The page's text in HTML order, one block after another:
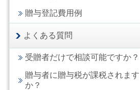
贈与登記費用例
よくある質問
受贈者だけで相談可能ですか？
贈与者に贈与税が課税されます
か？